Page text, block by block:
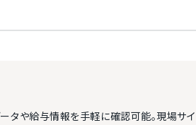
タや給与情報を手軽に確認可能。現場サイ